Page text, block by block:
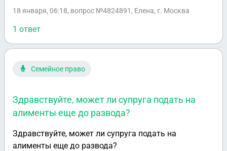
отсутствует. Но как бы деньги были.
18 января, 06:18, вопрос №4824891, Елена, г. Москва
1 ответ
Семейное право
Здравствуйте, может ли супруга подать на
алименты еще до развода?
Здравствуйте, может ли супруга подать на
алименты еще до развода?